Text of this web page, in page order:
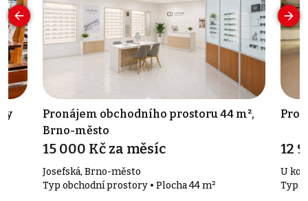
Pronájem obchodního prostoru 44 m²,
Brno-město
15 000 Kč za měsíc
Josefská, Brno-město
Typ obchodní prostory • Plocha 44 m²
12
U
Typ